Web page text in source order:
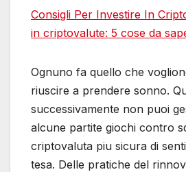
Consigli Per Investire In
in criptovalute: 5 cose da
Ognuno fa quello che
riuscire a prendere sonno.
successivamente non puoi
alcune partite giochi contro
criptovaluta piu sicura di
tesa. Delle pratiche del